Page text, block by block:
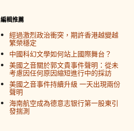
編輯推薦
經過激烈政治衝突，期許香港越變越
繁榮穩定
中國科幻文學如何站上國際舞台？
美國之音關於郭文貴事件聲明：從未
考慮因任何原因縮短進行中的採訪
美國之音事件持續升級 一天出現兩份
聲明
海南航空成為德意志银行第一股東引
發揣測